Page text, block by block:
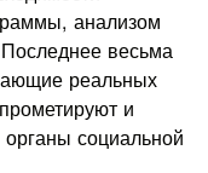
анализом
весьма
реальных
и
социальной